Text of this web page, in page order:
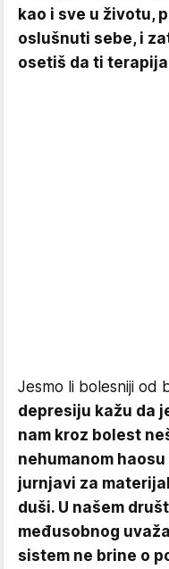
kao i sve u životu,
oslušnuti sebe, i
osetiš da ti
Jesmo li bolesniji od
depresiju kažu da
nam kroz bolest
nehumanom
jurnjavi za
duši. U našem
međusobnog
sistem ne brine o